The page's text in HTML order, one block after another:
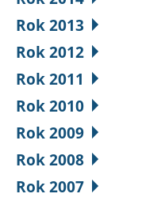
Rok 2013
Rok 2012
Rok 2011
Rok 2010
Rok 2009
Rok 2008
Rok 2007